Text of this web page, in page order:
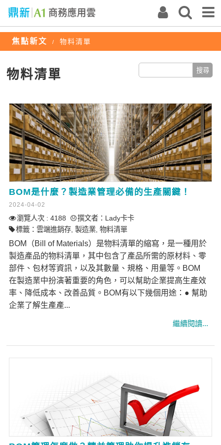
焦點新文 / 物料清單
物料清單
BOM是什麼？製造業管理必備的生產關鍵！
2024-04-02
瀏覽人次 : 4188 撰文者： Lady卡卡
標籤：雲端進銷存 ,製造業 ,物料清單
BOM（Bill of Materials）是物料清單的縮寫，是一種用於
製造產品的物料清單，其中包含了產品所需的原材料、零
部件、包材等資訊，以及其數量、規格、用量等。BOM
在製造業中扮演著重要的角色，可以幫助企業提高生產效
率、降低成本、改善品質。BOM有以下幾個用途：● 幫助
企業了解生產產...